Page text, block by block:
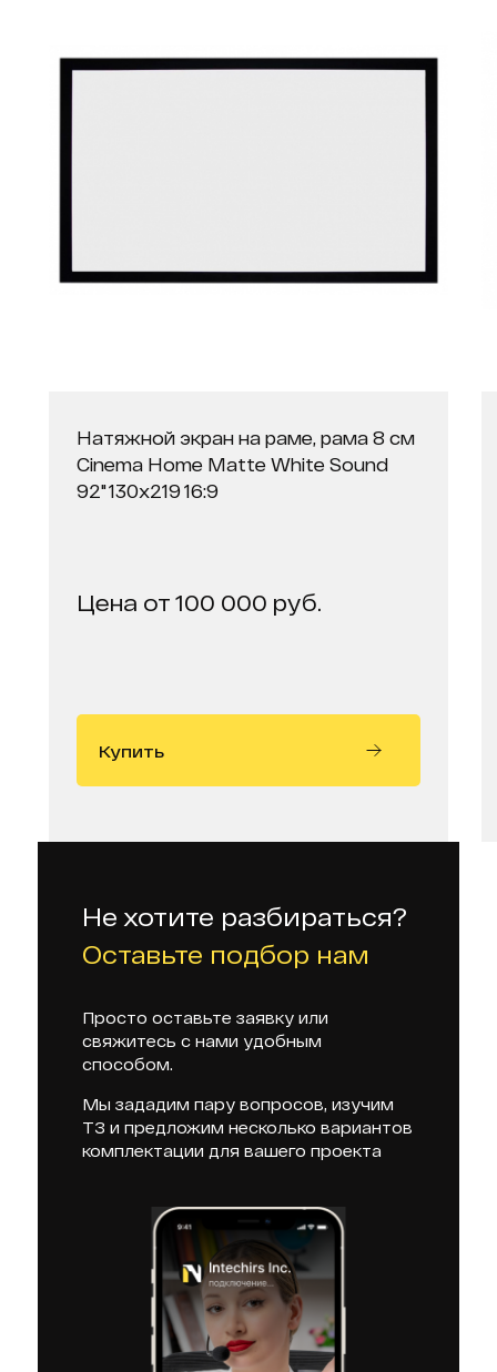
Натяжной экран на раме, рама 8 см
Cinema Home Matte White Sound
92" 130х219 16:9
Цена от 100 000 руб.
Купить
Не хотите разбираться?
Оставьте подбор нам
Просто оставьте заявку или
свяжитесь с нами удобным
способом.
Мы зададим пару вопросов, изучим
ТЗ и предложим несколько вариантов
комплектации для вашего проекта